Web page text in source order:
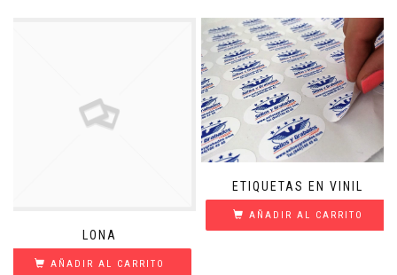
LONA
AÑADIR AL CARRITO
ETIQUETAS EN VINIL
AÑADIR AL CARRITO